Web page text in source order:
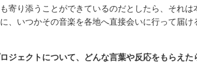
寄り添うことができているのだとしたら、それ
、いつかその音楽を各地へ直接会いに行って届
ェクトについて、どんな言葉や反応をもらえた